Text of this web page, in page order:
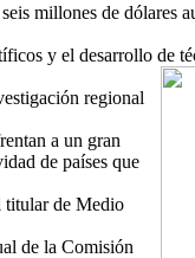
millones de dólares
y el desarrollo de
regional
a un gran
de países que
titular de Medio
de la Comisión